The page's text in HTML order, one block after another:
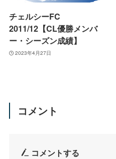
チェルシーFC
2011/12【CL優勝メンバ
ー・シーズン成績】
2023年4月27日
コメント
コメントする